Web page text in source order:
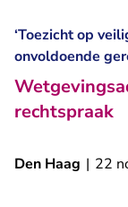
‘Toezicht op
onvoldoende
rechtspraak
Den Haag | 22